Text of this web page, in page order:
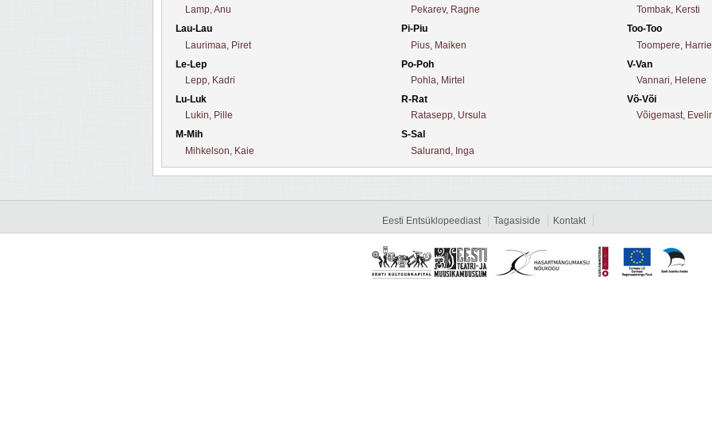
Lamp, Anu
Lau-Lau
Laurimaa, Piret
Le-Lep
Lepp, Kadri
Lu-Luk
Lukin, Pille
M-Mih
Mihkelson, Kaie
Pekarev, Ragne
Pi-Piu
Pius, Maiken
Po-Poh
Pohla, Mirtel
R-Rat
Ratasepp, Ursula
S-Sal
Salurand, Inga
Tombak, Kersti
Too-Too
Toompere,
V-Van
Vannari, Helene
Võ-Või
Võigemast,
Eesti Entsüklopeediast Tagasiside Kontakt